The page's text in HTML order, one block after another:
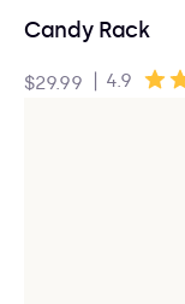
Candy Rack
$29.99 | 4.9